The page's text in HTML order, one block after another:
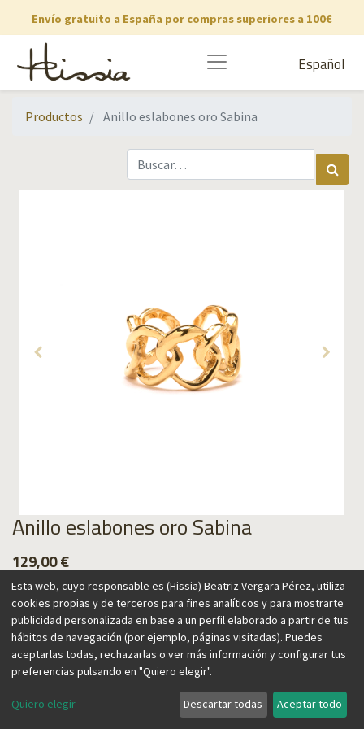
Envío gratuito a España por compras superiores a 100€
Español
Productos Anillo eslabones oro Sabina
Anillo eslabones oro Sabina
129,00€
Agregar al carrito
Esta colección está inspirada en el árbol de la sabina, uno de
Esta web, cuyo responsable es (Hissia) Beatriz Vergara Pérez, utiliza
cookies propias y de terceros para fines analíticos y para mostrarte
publicidad personalizada en base a un perfil elaborado a partir de tus
hábitos de navegación (por ejemplo, páginas visitadas). Puedes
aceptarlas todas, rechazarlas o ver más información y configurar tus
preferencias pulsando en "Quiero elegir".
Quiero elegir Descartar todas Aceptar todo